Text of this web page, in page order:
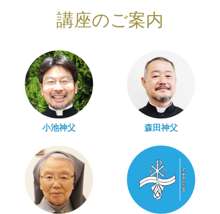
講座のご案内
小池神父 森田神父